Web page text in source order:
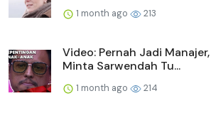
1 month ago 213
Video: Pernah Jadi
Minta Sarwendah Tu...
1 month ago 214